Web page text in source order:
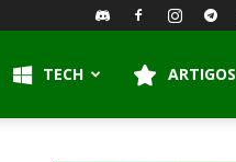
TECH ARTIGOS